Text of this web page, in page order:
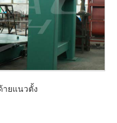
ายแนวตั้ง